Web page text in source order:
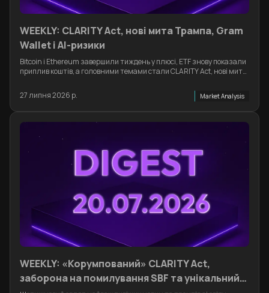
WEEKLY: CLARITY Act, нові мита Трампа, Gram
Wallet і AI-ризики
Bitcoin і Ethereum завершили тиждень у плюсі, ETF знову показали
приплив коштів, а головними темами стали CLARITY Act, нові мита
27 липня 2026 р.
Market Analysis
WEEKLY: «Корумпований» CLARITY Act,
заборона на помилування SBF та унікальний